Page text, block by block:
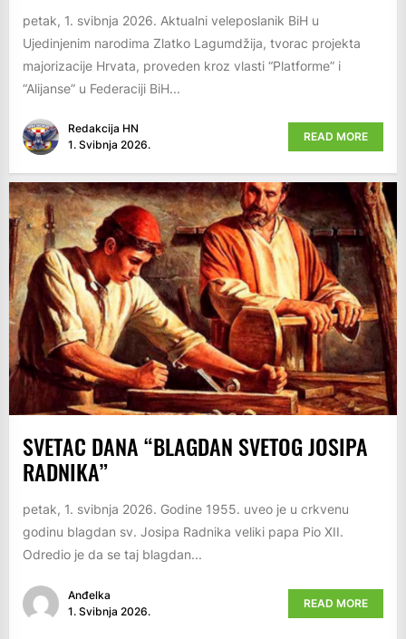
petak, 1. svibnja 2026. Aktualni veleposlanik BiH u
Ujedinjenim narodima Zlatko Lagumdžija, tvorac projekta
majorizacije Hrvata, proveden kroz vlasti “Platforme” i
“Alijanse” u Federaciji BiH...
Redakcija HN
1. Svibnja 2026.
READ MORE
SVETAC DANA “BLAGDAN SVETOG JOSIPA
RADNIKA”
petak, 1. svibnja 2026. Godine 1955. uveo je u crkvenu
godinu blagdan sv. Josipa Radnika veliki papa Pio XII.
Odredio je da se taj blagdan...
Anđelka
1. Svibnja 2026.
READ MORE